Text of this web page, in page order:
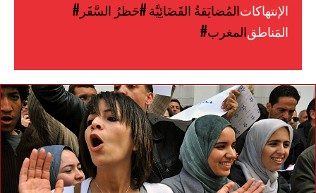
#المُضايَقةُ القَضَائِيَّة#حَظرُ السَّفَر
#المغرب
morocco-
general-
context.png